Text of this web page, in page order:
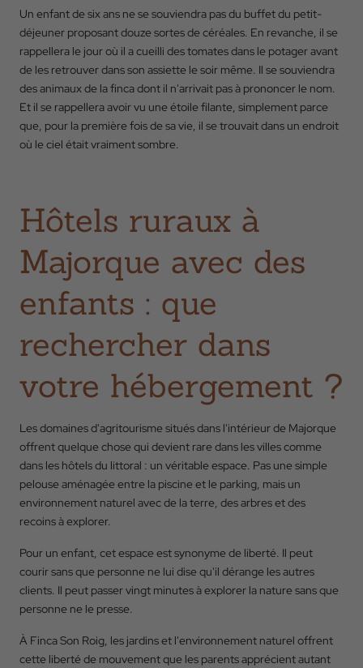
Un enfant de six ans ne se souviendra pas du buffet du petit-
déjeuner proposant douze sortes de céréales. En revanche, il se
rappellera le jour où il a cueilli des tomates dans le potager avant
de les retrouver dans son assiette le soir même. Il se souviendra
des animaux de la finca dont il n'arrivait pas à prononcer le nom.
Et il se rappellera avoir vu une étoile filante, simplement parce
que, pour la première fois de sa vie, il se trouvait dans un endroit
où le ciel était vraiment sombre.
Hôtels ruraux à
Majorque avec des
enfants : que
rechercher dans
votre hébergement ?
Les domaines d'agritourisme situés dans l'intérieur de Majorque
offrent quelque chose qui devient rare dans les villes comme
dans les hôtels du littoral : un véritable espace. Pas une simple
pelouse aménagée entre la piscine et le parking, mais un
environnement naturel avec de la terre, des arbres et des
recoins à explorer.
Pour un enfant, cet espace est synonyme de liberté. Il peut
courir sans que personne ne lui dise qu'il dérange les autres
clients. Il peut passer vingt minutes à explorer la nature sans que
personne ne le presse.
À Finca Son Roig, les jardins et l'environnement naturel offrent
cette liberté de mouvement que les parents apprécient autant